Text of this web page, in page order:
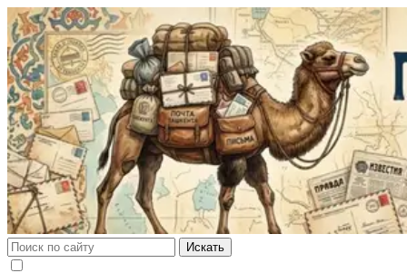
Искать